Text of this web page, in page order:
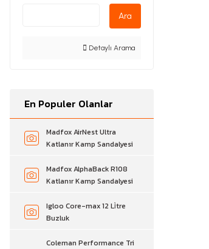
Ara
Detaylı Arama
En Populer Olanlar
Madfox AirNest Ultra
Katlanır Kamp Sandalyesi
Madfox AlphaBack R108
Katlanır Kamp Sandalyesi
Igloo Core-max 12 Li̇tre
Buzluk
Coleman Performance Tri